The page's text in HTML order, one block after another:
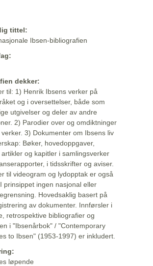
tittel:
Ibsen-bibliografien
dekker:
til: 1) Henrik Ibsens verker på
og i oversettelser, både som
utgivelser og deler av andre
2) Parodier over og omdiktninger
3) Dokumenter om Ibsens liv
Bøker, hovedoppgaver,
og kapitler i samlingsverker
i tidsskrifter og aviser.
til videogram og lydopptak er også
prinsippet ingen nasjonal eller
Hovedsaklig basert på
av dokumenter. Innførsler i
retrospektive bibliografier og
i "Ibsenårbok" / "Contemporary
to Ibsen" (1953-1997) er inkludert.
løpende